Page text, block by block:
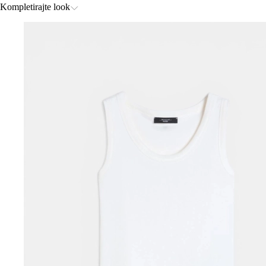
Kompletirajte look